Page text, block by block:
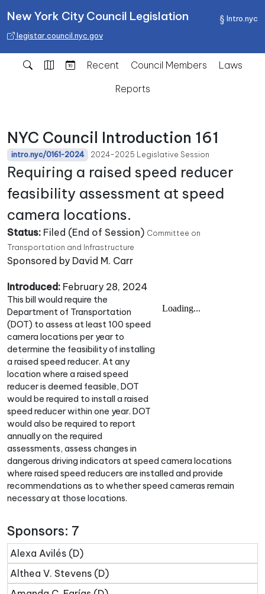
Intro.nyc
New York City Council Legislation
legistar.council.nyc.gov
Recent Council Members
Laws
Reports
NYC Council Introduction 161
intro.nyc/0161-2024 2024-2025 Legislative Session
Requiring a raised speed reducer
feasibility assessment at speed
camera locations.
Status: Filed (End of Session) Committee on
Transportation and Infrastructure
Sponsored by David M. Carr
Introduced: February 28, 2024
This bill would require the
Department of Transportation
(DOT) to assess at least 100 speed
camera locations per year to
determine the feasibility of installing
a raised speed reducer. At any
location where a raised speed
reducer is deemed feasible, DOT
would be required to install a raised
speed reducer within one year. DOT
would also be required to report
annually on the required
assessments, assess changes in
dangerous driving indicators at speed camera locations
where raised speed reducers are installed and provide
recommendations as to whether speed cameras remain
necessary at those locations.
Sponsors: 7
Alexa Avilés (D)
Althea V. Stevens (D)